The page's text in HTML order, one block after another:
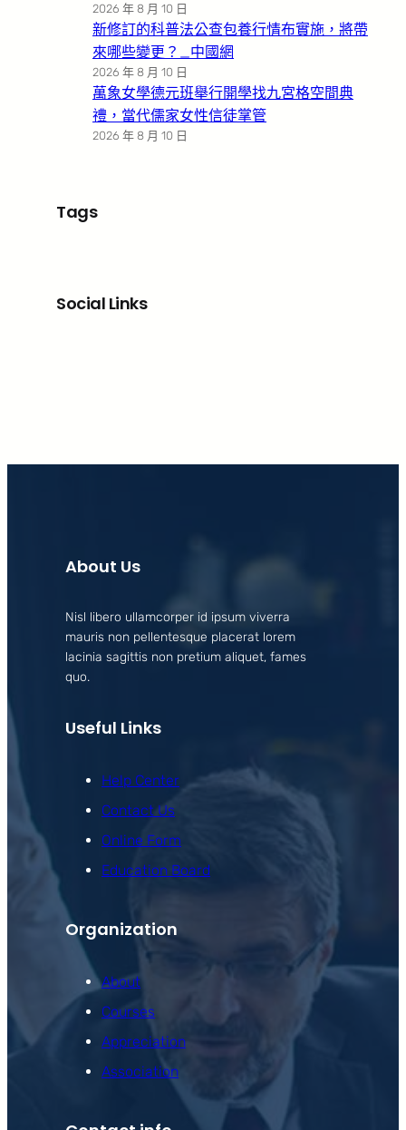
2026 年 8 月 10 日
新修訂的科普法公查包養行情布實施，將帶
來哪些變更？_中國網
2026 年 8 月 10 日
萬象女學德元班舉行開學找九宮格空間典
禮，當代儒家女性信徒掌管
2026 年 8 月 10 日
Tags
Social Links
About Us
Nisl libero ullamcorper id ipsum viverra
mauris non pellentesque placerat lorem
lacinia sagittis non pretium aliquet, fames
quo.
Useful Links
Help Center
Contact Us
Online Form
Education Board
Organization
About
Courses
Appreciation
Association